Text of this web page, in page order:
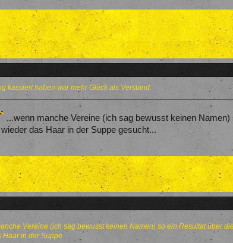
kassiert haben war mehr Glück als Verstand.
...wenn manche Vereine (ich sag bewusst keinen
das Haar in der Suppe gesucht...
Vereine (ich sag bewusst keinen Namen) so ein Resultat über
Haar in der Suppe